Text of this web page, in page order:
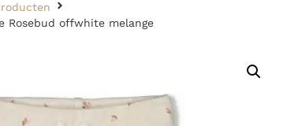
Rosebud offwhite melange